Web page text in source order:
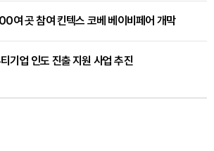
여 곳 참여 킨텍스 코베 베이비페어 개막
기업 인도 진출 지원 사업 추진